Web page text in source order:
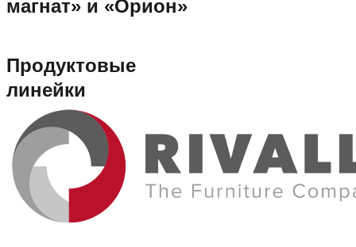
Продуктовые
линейки
магнат» и «Орион»